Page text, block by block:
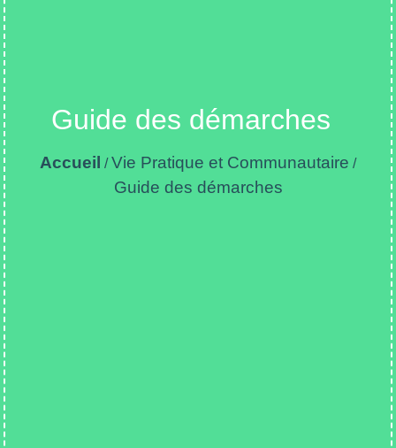
Guide des démarches
Accueil /Vie Pratique et Communautaire /
Guide des démarches